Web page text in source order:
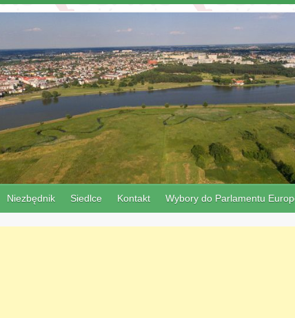
Niezbędnik Siedlce Kontakt Wybory do Parlamentu